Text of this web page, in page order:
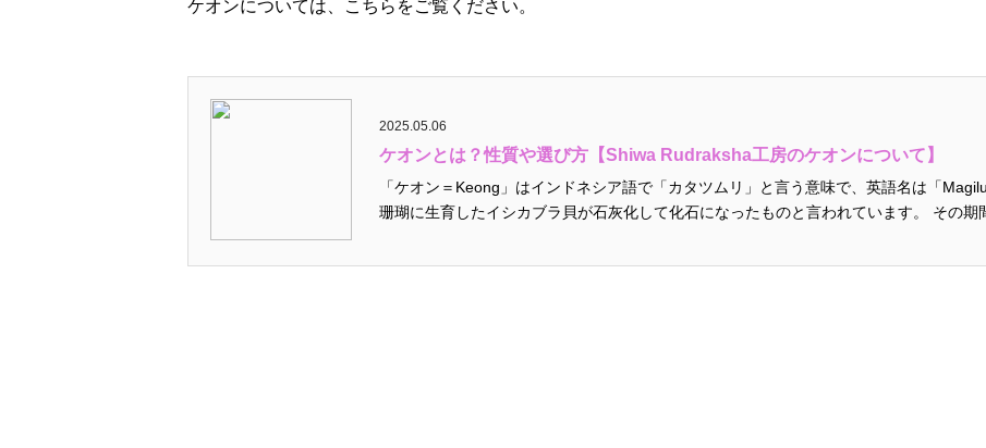
ケオンについては、こちらをご覧ください。
2025.05.06
ケオンとは？性質や選び方【Shiwa Rudraksha工房のケオンについて】
「ケオン＝Keong」はインドネシア語で「カタツムリ」と言う意味で、英語名は「
珊瑚に生育したイシカブラ貝が石灰化して化石になったものと言われています。 その期